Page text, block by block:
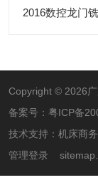
2016数控龙门
Copyright © 2026
备案号： 粤ICP备
技术支持： 机床商
管理登录